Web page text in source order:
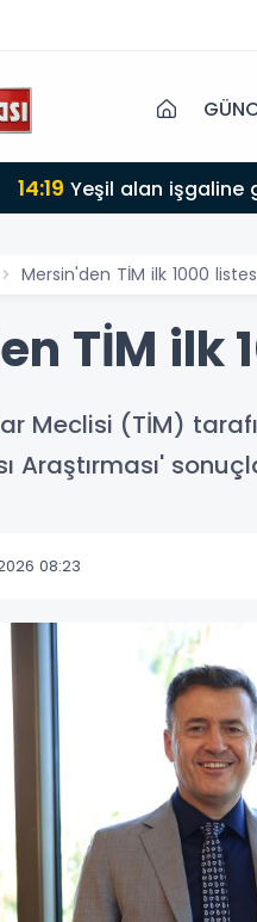
14:19 Yeşil alan işgaline
Mersin'den TİM ilk 1000
TİM ilk
Meclisi (TİM)
Araştırması'
08:23